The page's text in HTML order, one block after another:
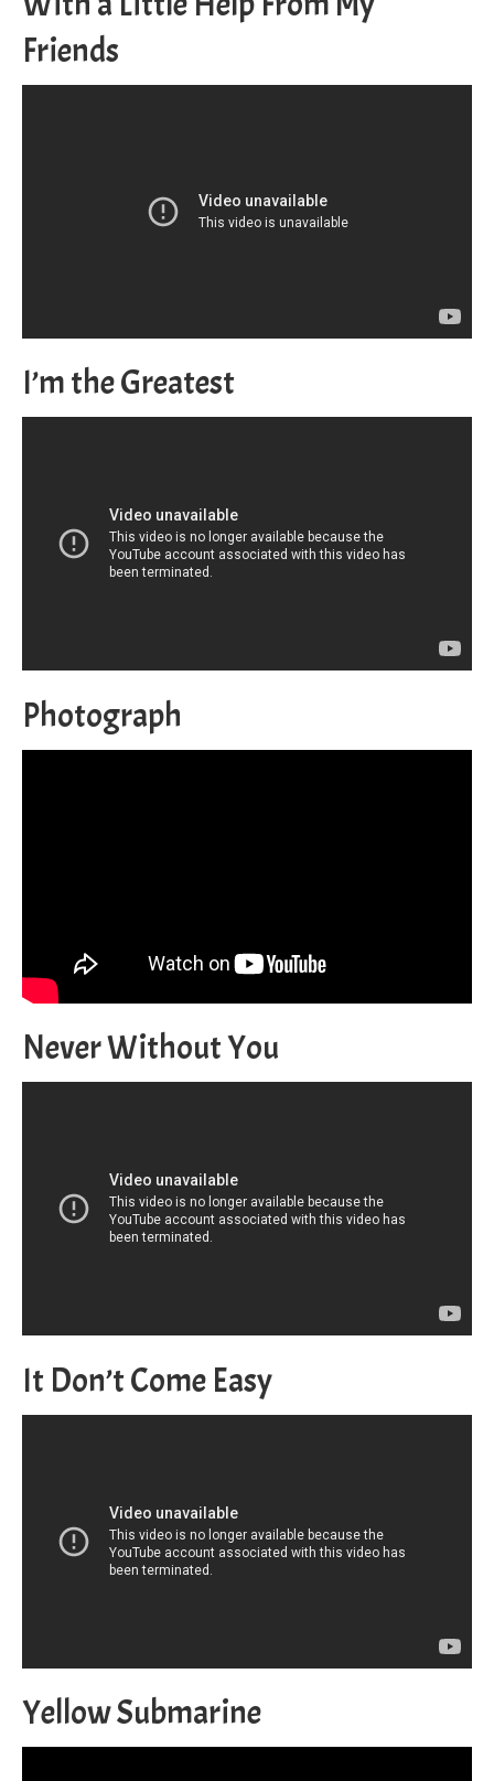
Friends
I’m the Greatest
Photograph
Never Without You
It Don’t Come Easy
Yellow Submarine